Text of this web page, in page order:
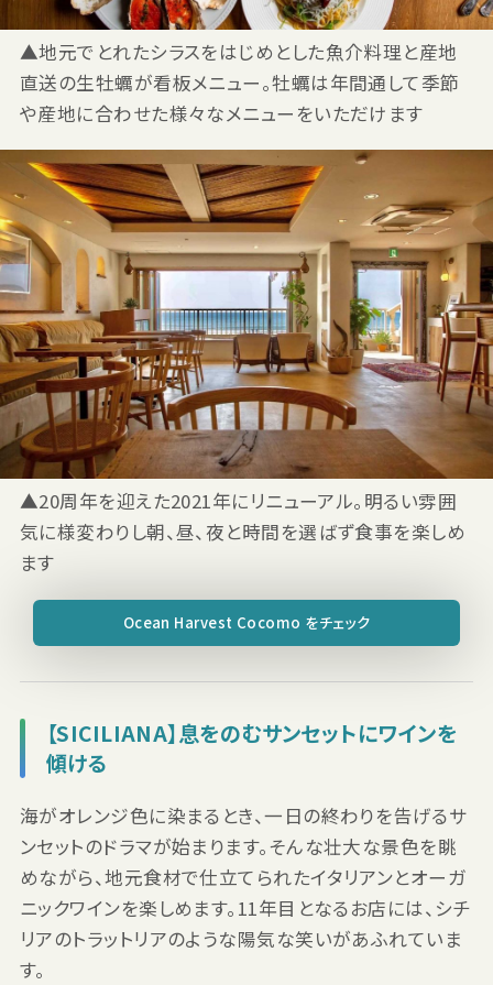
▲地元でとれたシラスをはじめとした魚介料理と産地
直送の生牡蠣が看板メニュー。牡蠣は年間通して季節
や産地に合わせた様々なメニューをいただけます
▲20周年を迎えた2021年にリニューアル。明るい雰囲
気に様変わりし朝、昼、夜と時間を選ばず食事を楽しめ
ます
Ocean Harvest Cocomo をチェック
【SICILIANA】息をのむサンセットにワインを
傾ける
海がオレンジ色に染まるとき、一日の終わりを告げるサ
ンセットのドラマが始まります。そんな壮大な景色を眺
めながら、地元食材で仕立てられたイタリアンとオーガ
ニックワインを楽しめます。11年目となるお店には、シチ
リアのトラットリアのような陽気な笑いがあふれていま
す。